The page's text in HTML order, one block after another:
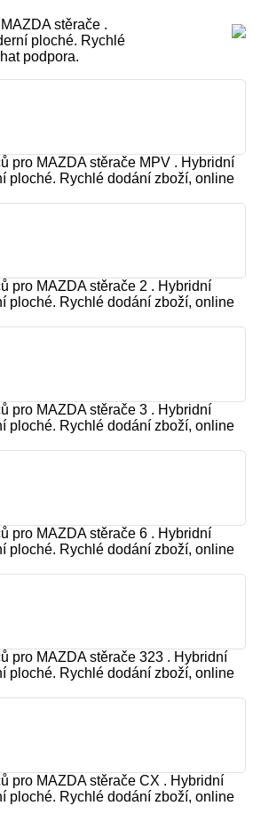
stěrače .
ploché. Rychlé
podpora.
pro MAZDA stěrače MPV . Hybridní
ploché. Rychlé dodání zboží, online
pro MAZDA stěrače 2 . Hybridní
ploché. Rychlé dodání zboží, online
pro MAZDA stěrače 3 . Hybridní
ploché. Rychlé dodání zboží, online
pro MAZDA stěrače 6 . Hybridní
ploché. Rychlé dodání zboží, online
pro MAZDA stěrače 323 . Hybridní
ploché. Rychlé dodání zboží, online
pro MAZDA stěrače CX . Hybridní
ploché. Rychlé dodání zboží, online